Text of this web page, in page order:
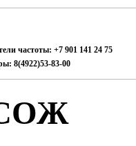
частоты: +7 901 141 24 75
8(4922)53-83-00
СОЖ